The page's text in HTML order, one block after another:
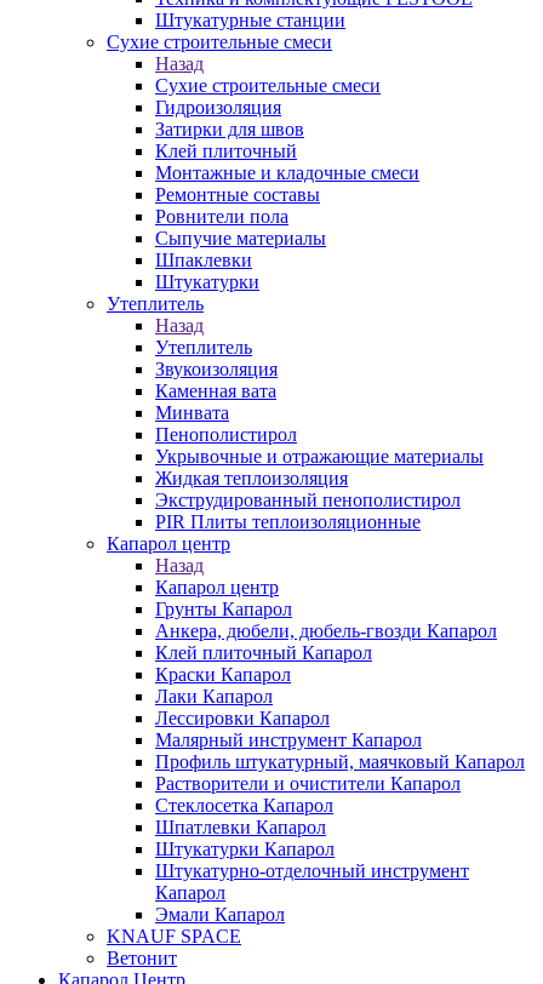
Штукатурные станции
Сухие строительные смеси
Назад
Сухие строительные смеси
Гидроизоляция
Затирки для швов
Клей плиточный
Монтажные и кладочные смеси
Ремонтные составы
Ровнители пола
Сыпучие материалы
Шпаклевки
Штукатурки
Утеплитель
Назад
Утеплитель
Звукоизоляция
Каменная вата
Минвата
Пенополистирол
Укрывочные и отражающие материалы
Жидкая теплоизоляция
Экструдированный пенополистирол
PIR Плиты теплоизоляционные
Капарол центр
Назад
Капарол центр
Грунты Капарол
Анкера, дюбели, дюбель-гвозди Капарол
Клей плиточный Капарол
Краски Капарол
Лаки Капарол
Лессировки Капарол
Малярный инструмент Капарол
Профиль штукатурный, маячковый Капарол
Растворители и очистители Капарол
Cтеклосетка Капарол
Шпатлевки Капарол
Штукатурки Капарол
Штукатурно-отделочный инструмент
Капарол
Эмали Капарол
KNAUF SPACE
Ветонит
Капарол Центр